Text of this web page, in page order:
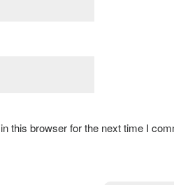
this browser for the next time I